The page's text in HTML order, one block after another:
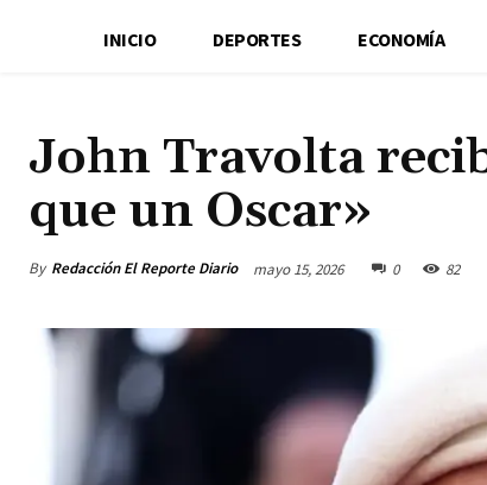
INICIO DEPORTES ECONOMÍA
John Travolta
que un Oscar»
By Redacción El Reporte Diario mayo 15, 2026 0 82